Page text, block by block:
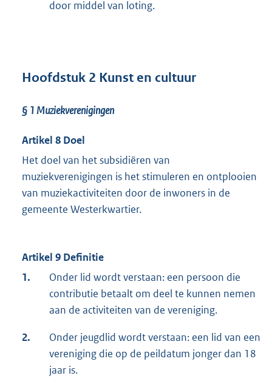
door middel van loting.
Hoofdstuk 2 Kunst en cultuur
§ 1Muziekverenigingen
Artikel 8 Doel
Het doel van het subsidiëren van
muziekverenigingen is het stimuleren en ontplooien
van muziekactiviteiten door de inwoners in de
gemeente Westerkwartier.
Artikel 9 Definitie
1.
Onder lid wordt verstaan: een persoon die
contributie betaalt om deel te kunnen nemen
aan de activiteiten van de vereniging.
2.
Onder jeugdlid wordt verstaan: een lid van een
vereniging die op de peildatum jonger dan 18
jaar is.